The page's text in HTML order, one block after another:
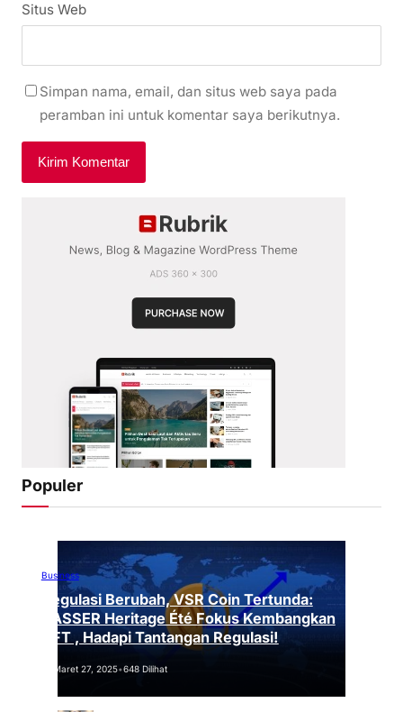
Situs Web
Simpan nama, email, dan situs web saya pada
peramban ini untuk komentar saya berikutnya.
Populer
Business
Regulasi Berubah, VSR Coin Tertunda:
VASSER Heritage Été Fokus Kembangkan
NFT , Hadapi Tantangan Regulasi!
Maret 27, 2025•648 Dilihat